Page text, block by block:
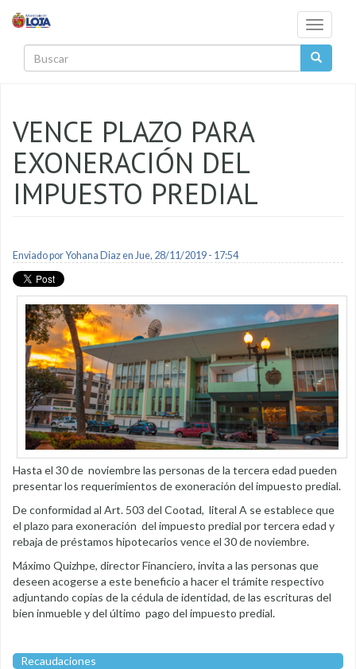
Toggle
VENCE PLAZO PARA
EXONERACIÓN DEL
IMPUESTO PREDIAL
Enviado porYohana Diazen Jue, 28/11/2019 - 17:54
Hasta el 30 de noviembre las personas de la tercera edad pueden
presentar los requerimientos de exoneración del impuesto predial.
De conformidad al Art. 503 del Cootad, literal A se establece que
el plazo para exoneración del impuesto predial por tercera edad y
rebaja de préstamos hipotecarios vence el 30 de noviembre.
Máximo Quizhpe, director Financiero, invita a las personas que
deseen acogerse a este beneficio a hacer el trámite respectivo
adjuntando copias de la cédula de identidad, de las escrituras del
bien inmueble y del último pago del impuesto predial.
Recaudaciones